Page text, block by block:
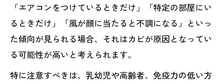
「エアコンをつけているときだけ」「特定の部屋にい
るときだけ」「風が顔に当たると不調になる」といっ
た傾向が見られる場合、それはカビが原因となってい
る可能性が高いと考えられます。
特に注意すべきは、乳幼児や高齢者、免疫力の低い方